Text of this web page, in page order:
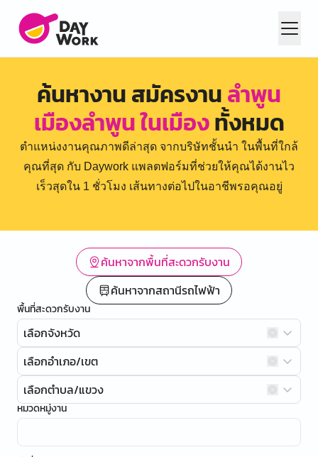
ค้นหางาน สมัครงานลำพูน
เมืองลำพูน ในเมืองทั้งหมด
ตำแหน่งงานคุณภาพดีล่าสุด จากบริษัทชั้นนำ ในพื้นที่ใกล้
คุณที่สุด กับ Daywork แพลตฟอร์มที่ช่วยให้คุณได้งานไว
เร็วสุดใน 1 ชั่วโมง เส้นทางต่อไปในอาชีพรอคุณอยู่
ค้นหาจากพื้นที่สะดวกรับงาน
ค้นหาจากสถานีรถไฟฟ้า
พื้นที่สะดวกรับงาน
เลือกจังหวัด
เลือกอำเภอ/เขต
เลือกตำบล/แขวง
หมวดหมู่งาน